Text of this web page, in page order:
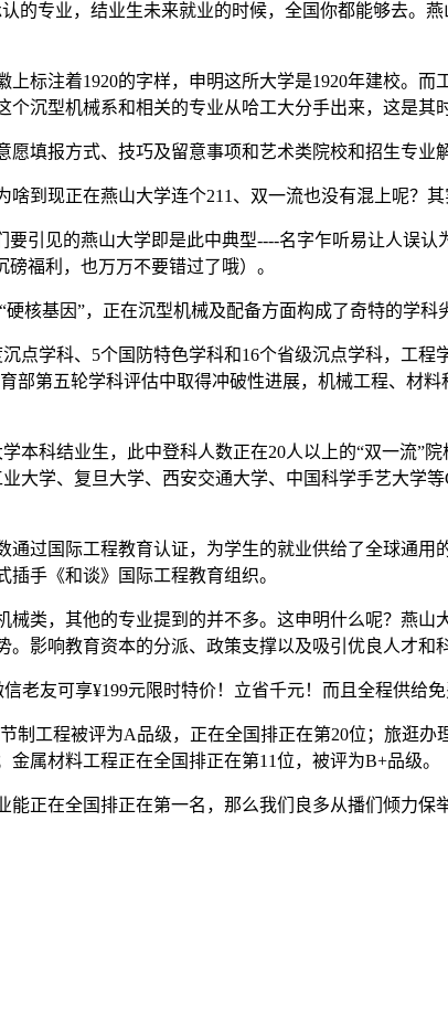
专业，结业生未来就业的时候，全国你都能够去。
注着1920的字样，申明这所大学是1920年建校。而
沉型机械系和相关的专业从哈工大分手出来，这是其
报方式、技巧及留意事项和艺术类院校和招生专业解
现正在燕山大学连个211、双一流也没有混上呢？其
见的燕山大学即是此中典型----名字乍听易让人误认
福利，也万万不要错过了哦）。
基因”，正在沉型机械及配备方面构成了奇特的学科
学科、5个国防特色学科和16个省级沉点学科，工程
第五轮学科评估中取得冲破性进展，机械工程、材
科结业生，此中登科人数正在20人以上的“双一流”
大学、复旦大学、西安交通大学、中国科学手艺大学
国际工程教育认证，为学生的就业供给了全球通用
手《和谈》国际工程教育组织。
，其他的专业提到的并不多。这申明什么呢？燕山
影响教育资本的分派、政策支撑以及吸引优良人才和
友可享¥199元限时特价！立省千元！而且全程供给免
工程被评为A品级，正在全国排正在第20位；旅逛办
属材料工程正在全国排正在第11位，被评为B+品级。
在全国排正在第一名，那么我们良多从播们倾力保